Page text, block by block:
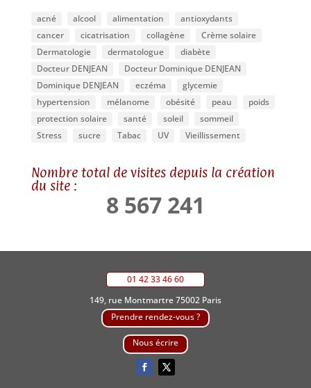
acné alcool alimentation
antioxydants
cancer
cicatrisation collagène
Crème solaire
Dermatologie
dermatologue
diabète
Docteur DENJEAN
Docteur Dominique DENJEAN
Dominique DENJEAN
eczéma
glycemie
hypertension
mélanome obésité peau
poids
protection solaire
santé soleil
sommeil
Stress
sucre Tabac UV Vieillissement
Nombre total de visites depuis la création
du site :
8 567 241
01 42 33 46 60
149, rue Montmartre 75002 Paris
Prendre rendez-vous ?
Nous écrire